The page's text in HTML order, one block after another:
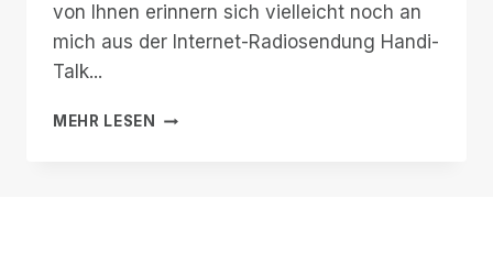
von Ihnen erinnern sich vielleicht noch an
mich aus der Internet-Radiosendung Handi-
Talk...
MEHR LESEN
SEROTALK